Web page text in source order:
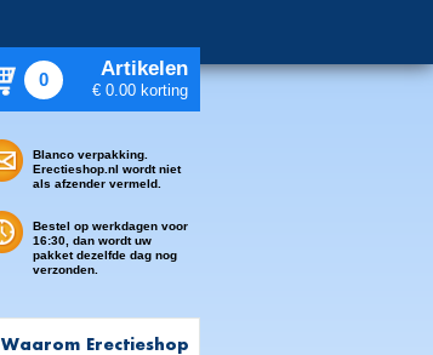
0 Artikelen
€ 0.00 korting
Blanco verpakking.
Erectieshop.nl wordt niet
als afzender vermeld.
Bestel op werkdagen voor
16:30, dan wordt uw
pakket dezelfde dag nog
verzonden.
Waarom Erectieshop